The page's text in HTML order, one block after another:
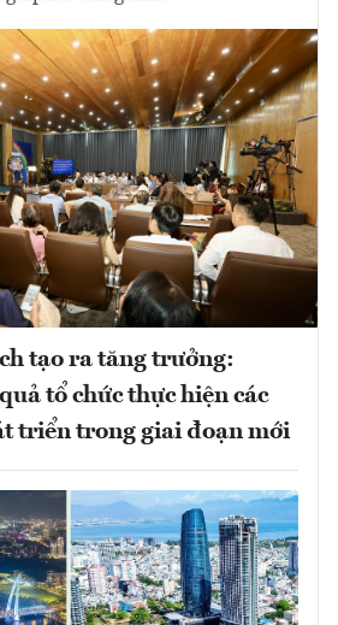
tạo ra tăng trưởng:
tổ chức thực hiện các
triển trong giai đoạn mới